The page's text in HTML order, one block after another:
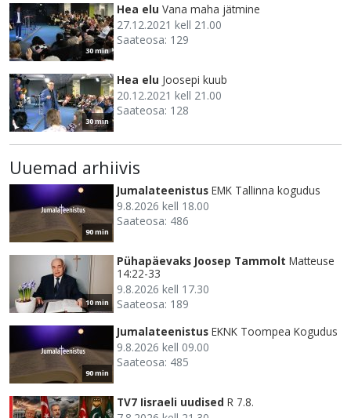
30 min
Hea elu Vana maha jätmine
27.12.2021 kell 21.00
Saateosa: 129
30 min
Hea elu Joosepi kuub
20.12.2021 kell 21.00
Saateosa: 128
Uuemad arhiivis
90 min
Jumalateenistus EMK Tallinna kogudus
9.8.2026 kell 18.00
Saateosa: 486
10 min
Pühapäevaks Joosep Tammolt Matteuse
14:22-33
9.8.2026 kell 17.30
Saateosa: 189
90 min
Jumalateenistus EKNK Toompea Kogudus
9.8.2026 kell 09.00
Saateosa: 485
TV7 Iisraeli uudised R 7.8.